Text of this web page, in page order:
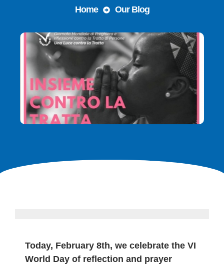
Home Our Blog
Today, February 8th, we celebrate the VI
World Day of reflection and prayer